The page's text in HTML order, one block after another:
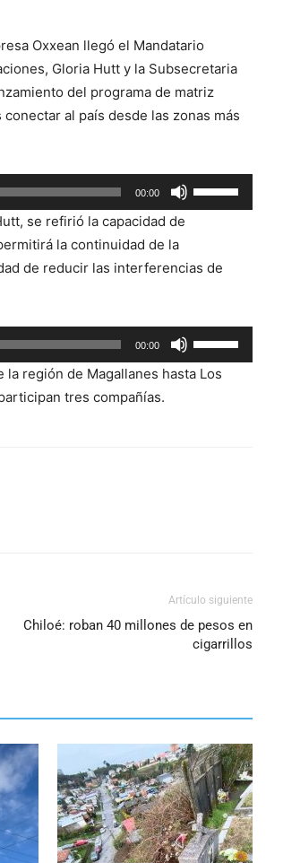
Oxxean llegó el Mandatario
Gloria Hutt y la Subsecretaria
del programa de matriz
al país desde las zonas más
00:00
las
flecha
para
aumentar
o
se refirió la capacidad de
la continuidad de la
de reducir las interferencias de
00:00
las
teclas
volumen.
región de Magallanes hasta Los
tres compañías.
Artículo siguiente
Chiloé: roban 40 millones de pesos en
cigarrillos